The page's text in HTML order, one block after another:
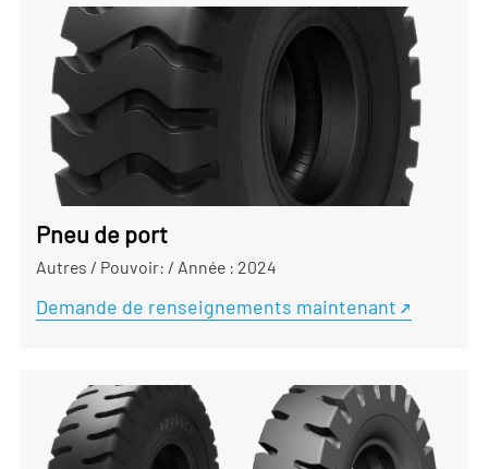
Pneu de port
Autres / Pouvoir: / Année : 2024
Demande de renseignements maintenant